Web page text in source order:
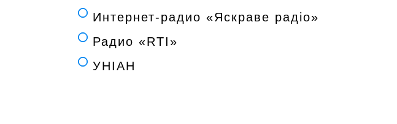
Интернет-радио «Яскраве радіо»
Радио «RTI»
УНІАН